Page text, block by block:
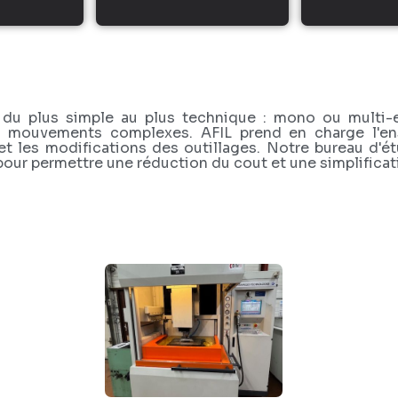
plus simple au plus technique : mono ou
complexes. AFIL prend en charge
les modifications des outillages. Notre bureau
permettre une réduction du cout et une